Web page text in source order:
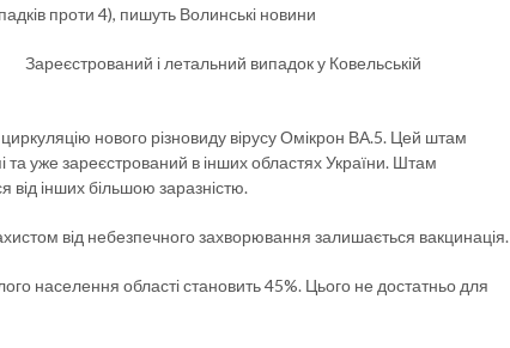
проти 4), пишуть Волинські новини
Зареєстрований і летальний випадок у Ковельській
нового різновиду вірусу Омікрон ВА.5. Цей штам
та уже зареєстрований в інших областях України. Штам
від інших більшою заразністю.
від небезпечного захворювання залишається вакцинація.
населення області становить 45%. Цього не достатньо для